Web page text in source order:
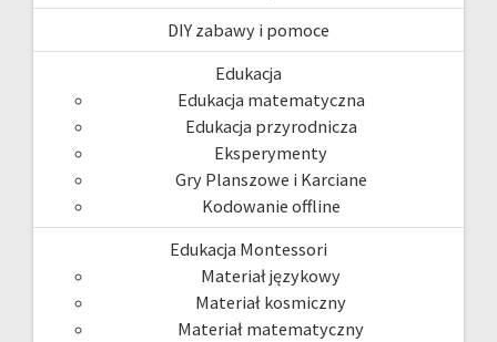
DIY zabawy i pomoce
Edukacja
Edukacja matematyczna
Edukacja przyrodnicza
Eksperymenty
Gry Planszowe i Karciane
Kodowanie offline
Edukacja Montessori
Materiał językowy
Materiał kosmiczny
Materiał matematyczny